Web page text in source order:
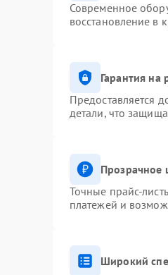
Современное
восстановление в
Гарантия на
Предоставляется
детали, что
Прозрачное
Точные прайс-
платежей и
Широкий